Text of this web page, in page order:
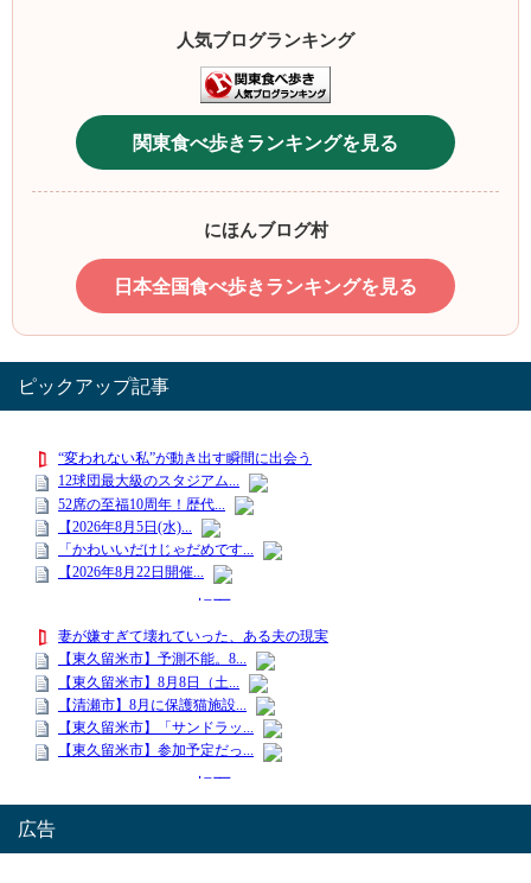
人気ブログランキング
関東食べ歩きランキングを見る
にほんブログ村
日本全国食べ歩きランキングを見る
ピックアップ記事
広告